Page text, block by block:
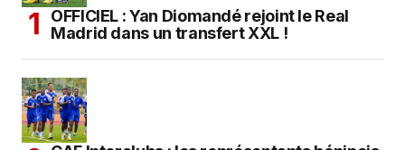
OFFICIEL : Yan Diomandé rejoint le Real
Madrid dans un transfert XXL !